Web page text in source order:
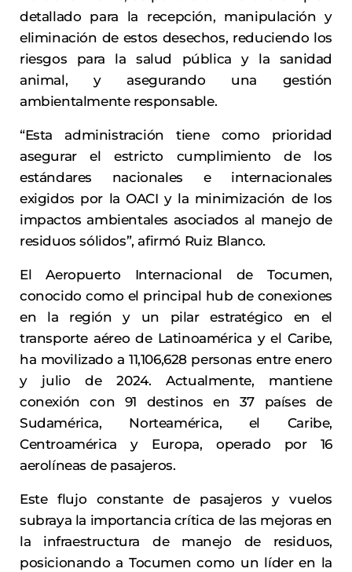
detallado para la recepción, manipulación y
eliminación de estos desechos, reduciendo los
riesgos para la salud pública y la sanidad
animal, y asegurando una gestión
ambientalmente responsable.
“Esta administración tiene como prioridad
asegurar el estricto cumplimiento de los
estándares nacionales e internacionales
exigidos por la OACI y la minimización de los
impactos ambientales asociados al manejo de
residuos sólidos”, afirmó Ruiz Blanco.
El Aeropuerto Internacional de Tocumen,
conocido como el principal hub de conexiones
en la región y un pilar estratégico en el
transporte aéreo de Latinoamérica y el Caribe,
ha movilizado a 11,106,628 personas entre enero
y julio de 2024. Actualmente, mantiene
conexión con 91 destinos en 37 países de
Sudamérica, Norteamérica, el Caribe,
Centroamérica y Europa, operado por 16
aerolíneas de pasajeros.
Este flujo constante de pasajeros y vuelos
subraya la importancia crítica de las mejoras en
la infraestructura de manejo de residuos,
posicionando a Tocumen como un líder en la